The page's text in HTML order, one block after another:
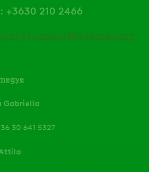
+3630 210 2466
Gabriella
30 641 5327